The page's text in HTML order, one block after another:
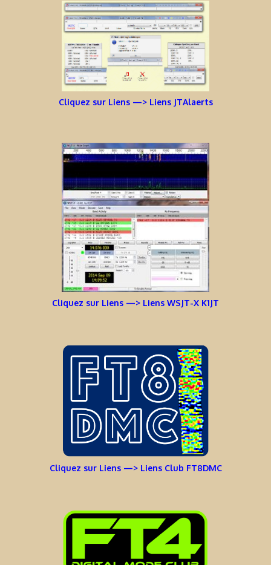
Cliquez sur Liens —> Liens JTAlaerts
Cliquez sur Liens —> Liens WSJT-X K1JT
Cliquez sur Liens —> Liens Club FT8DMC